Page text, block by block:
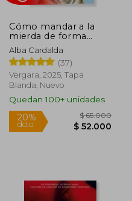
20%
dcto.
Cómo mandar a la
mierda de forma
educada
Alba Cardalda
(37)
Vergara, 2025, Tapa
Blanda, Nuevo
Quedan 100+ unidades